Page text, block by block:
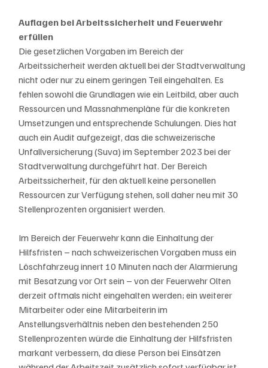
Auflagen bei Arbeitssicherheit und Feuerwehr
erfüllen
Die gesetzlichen Vorgaben im Bereich der
Arbeitssicherheit werden aktuell bei der Stadtverwaltung
nicht oder nur zu einem geringen Teil eingehalten. Es
fehlen sowohl die Grundlagen wie ein Leitbild, aber auch
Ressourcen und Massnahmenpläne für die konkreten
Umsetzungen und entsprechende Schulungen. Dies hat
auch ein Audit aufgezeigt, das die schweizerische
Unfallversicherung (Suva) im September 2023 bei der
Stadtverwaltung durchgeführt hat. Der Bereich
Arbeitssicherheit, für den aktuell keine personellen
Ressourcen zur Verfügung stehen, soll daher neu mit 30
Stellenprozenten organisiert werden.
Im Bereich der Feuerwehr kann die Einhaltung der
Hilfsfristen – nach schweizerischen Vorgaben muss ein
Löschfahrzeug innert 10 Minuten nach der Alarmierung
mit Besatzung vor Ort sein – von der Feuerwehr Olten
derzeit oftmals nicht eingehalten werden; ein weiterer
Mitarbeiter oder eine Mitarbeiterin im
Anstellungsverhältnis neben den bestehenden 250
Stellenprozenten würde die Einhaltung der Hilfsfristen
markant verbessern, da diese Person bei Einsätzen